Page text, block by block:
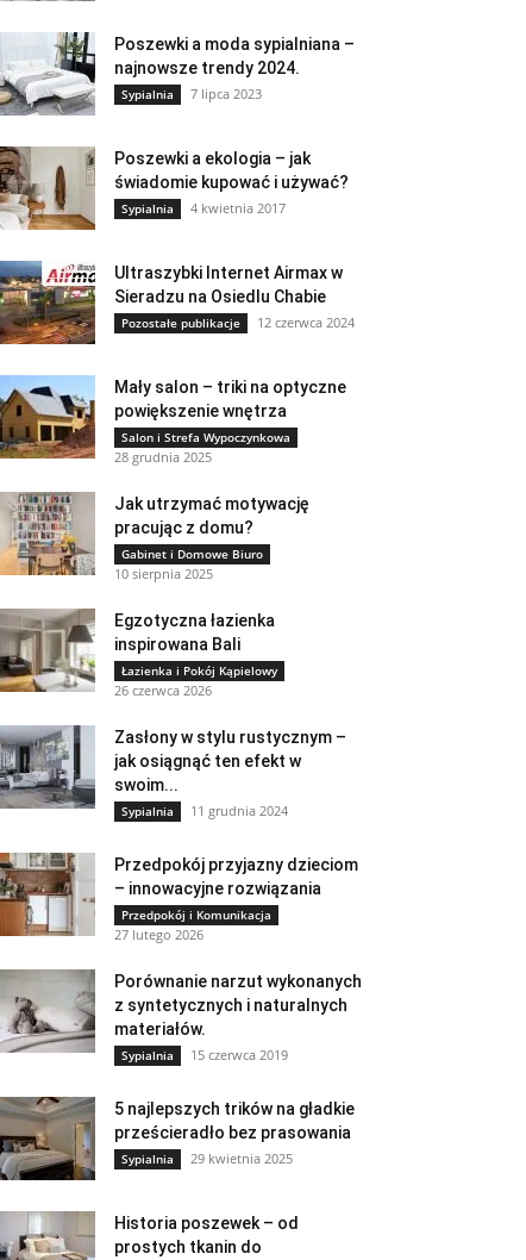
Poszewki a moda sypialniana –
najnowsze trendy 2024.
Sypialnia 7 lipca 2023
Poszewki a ekologia – jak
świadomie kupować i używać?
Sypialnia 4 kwietnia 2017
Ultraszybki Internet Airmax w
Sieradzu na Osiedlu Chabie
Pozostałe publikacje 12 czerwca 2024
Mały salon – triki na optyczne
powiększenie wnętrza
Salon i Strefa Wypoczynkowa
28 grudnia 2025
Jak utrzymać motywację
pracując z domu?
Gabinet i Domowe Biuro
10 sierpnia 2025
Egzotyczna łazienka
inspirowana Bali
Łazienka i Pokój Kąpielowy
26 czerwca 2026
Zasłony w stylu rustycznym –
jak osiągnąć ten efekt w
swoim...
Sypialnia 11 grudnia 2024
Przedpokój przyjazny dzieciom
– innowacyjne rozwiązania
Przedpokój i Komunikacja
27 lutego 2026
Porównanie narzut wykonanych
z syntetycznych i naturalnych
materiałów.
Sypialnia 15 czerwca 2019
5 najlepszych trików na gładkie
prześcieradło bez prasowania
Sypialnia 29 kwietnia 2025
Historia poszewek – od
prostych tkanin do